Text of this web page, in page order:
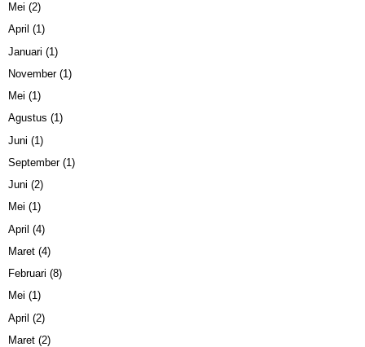
Mei (2)
April (1)
Januari (1)
November(1)
Mei (1)
Agustus (1)
Juni (1)
September(1)
Juni (2)
Mei (1)
April (4)
Maret (4)
Februari (8)
Mei (1)
April (2)
Maret (2)